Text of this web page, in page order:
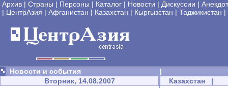
Архив | Страны | Персоны | Каталог | Новости | Дискуссии |
| ЦентрАзия | Афганистан | Казахстан | Кыргызстан | Таджикистан |
Новости и события
|
Вторник, 14.08.2007
Казахстан |